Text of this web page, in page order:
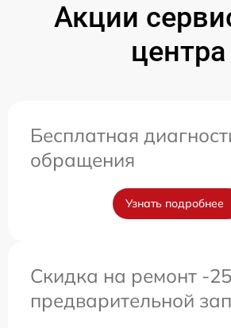
Акции
центра
Бесплатная
обращения
Узнать подробнее
Скидка на ремонт -
предварительной